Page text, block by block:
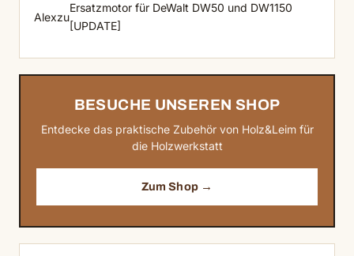
Alexzu
Ersatzmotor für DeWalt DW50 und DW1150
[UPDATE]
BESUCHE UNSEREN SHOP
Entdecke das praktische Zubehör von Holz&Leim für
die Holzwerkstatt
Zum Shop →